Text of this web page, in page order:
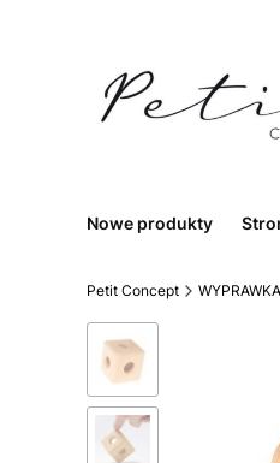
Nowe produkty
Petit Concept WYPRAWKA